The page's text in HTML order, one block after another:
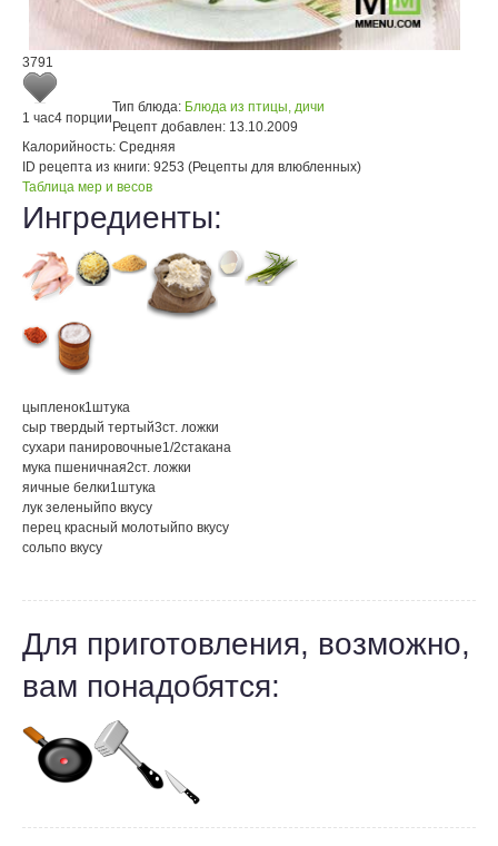
3791
1 час4 порции
Тип блюда: Блюда из птицы, дичи
Рецепт добавлен: 13.10.2009
Калорийность: Средняя
ID рецепта из книги: 9253 (Рецепты для влюбленных)
Таблица мер и весов
Ингредиенты:
цыпленок1штука
сыр твердый тертый3ст. ложки
сухари панировочные1/2стакана
мука пшеничная2ст. ложки
яичные белки1штука
лук зеленыйпо вкусу
перец красный молотыйпо вкусу
сольпо вкусу
Для приготовления, возможно,
вам понадобятся: